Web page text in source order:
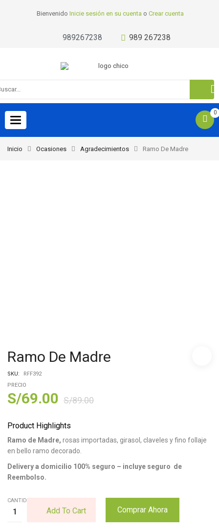
Bienvenido Inicie sesión en su cuenta o Crear cuenta
989267238 989 267238
Toggle
navigation
0
Inicio Ocasiones Agradecimientos Ramo De Madre
Ramo De Madre
SKU:
RFF392
PRECIO
S/89.00
S/69.00
Product Highlights
Ramo de Madre, rosas importadas, girasol, claveles y fino follaje
en bello ramo decorado.
Delivery a domicilio 100% seguro – incluye seguro de
Reembolso.
CANTIDAD:
Add To Cart Comprar Ahora